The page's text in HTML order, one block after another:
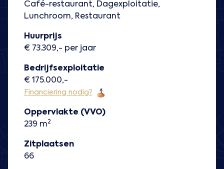
Café-restaurant, Dagexploitatie,
Lunchroom, Restaurant
Huurprijs
€ 73.309,- per jaar
Bedrijfsexploitatie
€ 175.000,-
Financiering nodig?
Oppervlakte (VVO)
239 m2
Zitplaatsen
66